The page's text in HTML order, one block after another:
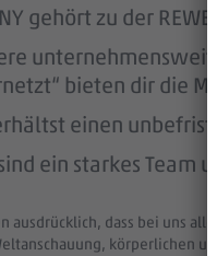
gehört zu der
bieten dir die
einen
ein starkes Team
ausdrücklich, dass bei uns
körperlichen